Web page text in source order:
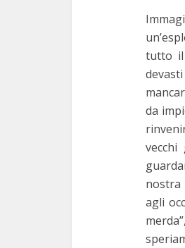
tutto il
da
nostra
agli